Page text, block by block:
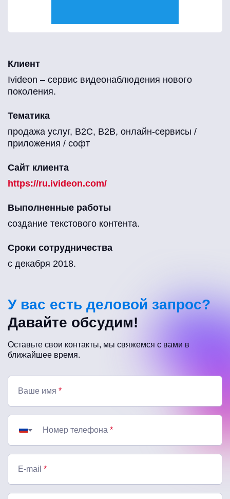
Клиент
Ivideon – сервис видеонаблюдения нового
поколения.
Тематика
продажа услуг, B2C, B2B, онлайн-сервисы /
приложения / софт
Сайт клиента
https://ru.ivideon.com/
Выполненные работы
создание текстового контента.
Сроки сотрудничества
с декабря 2018.
У вас есть деловой запрос?
Давайте обсудим!
Оставьте свои контакты, мы свяжемся с вами в
ближайшее время.
Ваше имя *
Номер телефона *
E-mail *